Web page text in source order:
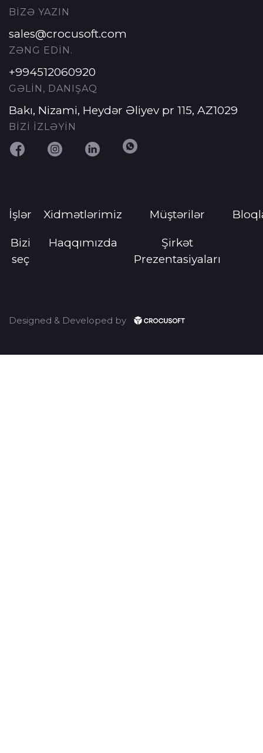
BİZƏ YAZIN
sales@crocusoft.com
ZƏNG EDİN.
+994512060920
GƏLİN, DANIŞAQ
Bakı, Nizami, Heydər Əliyev pr 115, AZ1029
BİZİ İZLƏYİN
İşlər Xidmətlərimiz Müştərilər
Bizi
seç
Haqqımızda
Şirkət
Prezentasiyaları
Designed & Developed by